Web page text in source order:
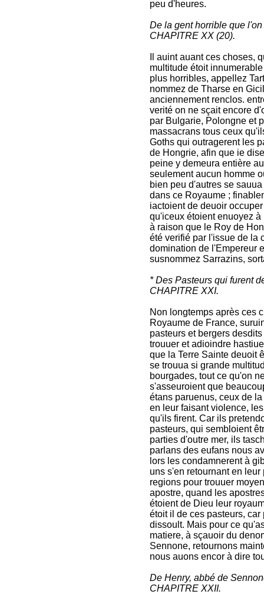
De la gent horrible que
CHAPITRE XX (20).
Il auint auant ces choses,
multitude étoit
plus horribles, appellez
nommez de Tharse en
anciennement renclos.
verité on ne sçait encore
par Bulgarie, Polongne et
massacrans tous ceux
Goths qui outragerent les
de Hongrie, afin que ie
peine y demeura entière
seulement aucun homme
bien peu d'autres se
dans ce Royaume ;
iactoient de deuoir
qu'iceux étoient enuoyez
à raison que le Roy de
été verifié par l'issue de la
domination de l'Empereur
susnommez Sarrazins,
* Des Pasteurs qui furent
CHAPITRE XXI.
Non longtemps après ces
Royaume de France,
pasteurs et bergers
trouuer et adioindre
que la Terre Sainte deuoit
se trouua si grande
bourgades, tout ce qu'on
s'asseuroient que
étans paruenus, ceux de
en leur faisant violence,
qu'ils firent. Car ils
pasteurs, qui sembloient
parties d'outre mer, ils
parlans des eufans nous
lors les condamnerent à
uns s'en retournant en
regions pour trouuer
apostre, quand les
étoient de Dieu leur
étoit il de ces pasteurs,
dissoult. Mais pour ce
matiere, à sçauoir du
Sennone, retournons
nous auons encor à dire
De Henry, abbé de
CHAPITRE XXII.